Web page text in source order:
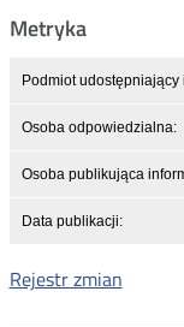
Metryka
Podmiot udostępniający
Osoba odpowiedzialna:
Osoba publikująca
Data publikacji:
Rejestr zmian